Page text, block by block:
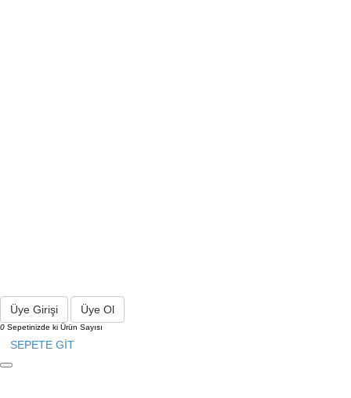
Üye Girişi Üye Ol
0 Sepetinizde ki Ürün Sayısı
SEPETE GİT